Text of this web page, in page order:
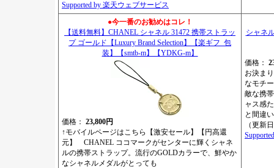
Supported by 楽天ウェブサービス
●今一番のお勧めはコレ！
【送料無料】CHANEL シャネル 31472 携帯ストラッ
プ ゴールド【Luxury Brand Selection】【楽ギフ_包
装】【smtb-m】【YDKG-m】
価格： 23,800円
↑モバイルページはこちら【激安セール】【円高還
元】 CHANEL ココマークがセンターに輝くシャネ
ルの携帯ストラップ。流行のGOLDカラーで、鮮やか
なシャネルメダルがとっても
シャネ
価格：
お決ま
なモチ
敵な携
ャス感
と間違い
（更新